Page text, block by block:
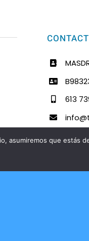
613
asumiremos que estás